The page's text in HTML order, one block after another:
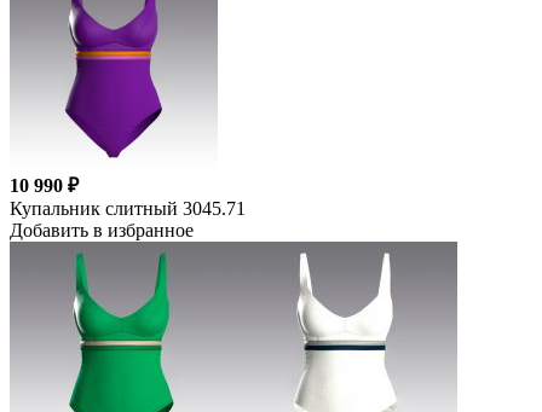
10 990 ₽
Купальник слитный 3045.71
Добавить в избранное